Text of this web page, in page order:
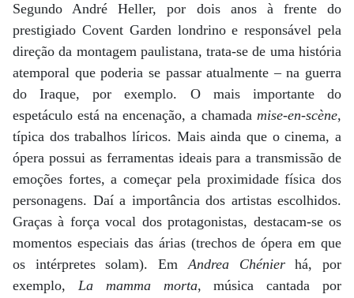
Segundo André Heller, por dois anos à frente do
prestigiado Covent Garden londrino e responsável pela
direção da montagem paulistana, trata-se de uma história
atemporal que poderia se passar atualmente – na guerra
do Iraque, por exemplo. O mais importante do
espetáculo está na encenação, a chamada mise-en-scène,
típica dos trabalhos líricos. Mais ainda que o cinema, a
ópera possui as ferramentas ideais para a transmissão de
emoções fortes, a começar pela proximidade física dos
personagens. Daí a importância dos artistas escolhidos.
Graças à força vocal dos protagonistas, destacam-se os
momentos especiais das árias (trechos de ópera em que
os intérpretes solam). EmAndrea Chénierhá, por
exemplo, La mamma morta, música cantada por